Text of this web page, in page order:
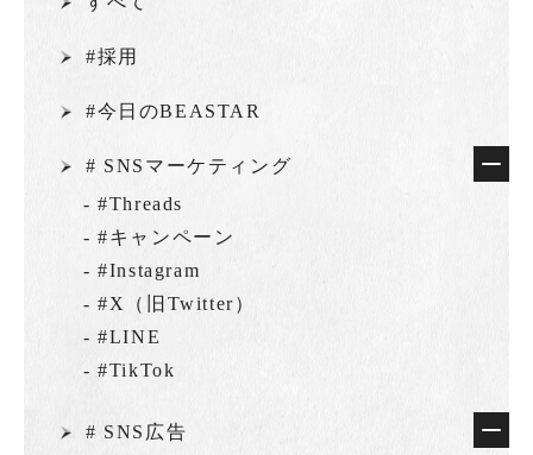
#採用
#今日のBEASTAR
# SNSマーケティング
- #Threads
- #キャンペーン
- #Instagram
- #X（旧Twitter）
- #LINE
- #TikTok
# SNS広告